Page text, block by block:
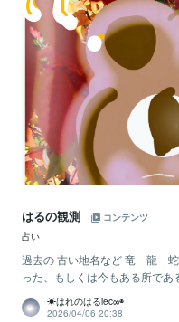
はるの観測
コンテンツ
占い
過去の 古い地名など 竜 龍 蛇
った、もしくは今もある所であ
☀はれのはるiec∞◉
2026/04/06 20:38